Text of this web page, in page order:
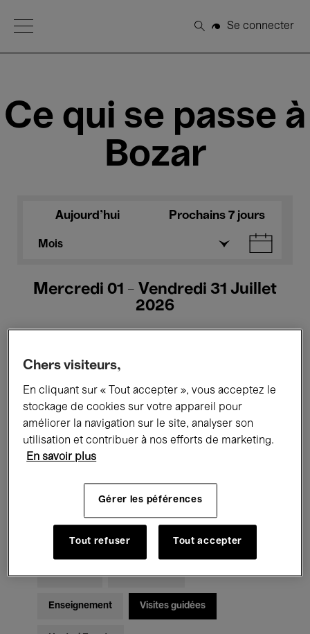
Open Menu
Rechercher
Se connecter
Ce qui se passe à
Bozar
Aujourd'hui Prochains 7 jours
Mois
Mercredi 01 - Vendredi 31 Juillet
2026
Tous les événements Concerts
Expositions Films Performances
Rencontres & Débats
Musique classique Global Music
Musique électronique
Pour tous Kids’ Palace
Enseignement Visites guidées
Chers visiteurs,
En cliquant sur « Tout accepter », vous acceptez le
stockage de cookies sur votre appareil pour
améliorer la navigation sur le site, analyser son
utilisation et contribuer à nos efforts de marketing.
En savoir plus
Gérer les péférences
Tout refuser Tout accepter